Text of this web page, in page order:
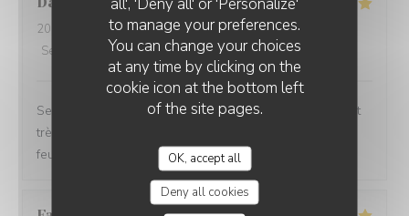
to manage your preferences.
You can change your choices
at any time by clicking on the
cookie icon at the bottom left
of the site pages.
OK, accept all
Deny all cookies
2026-08-04
- 12:30 - Guests 5
Service
Ambiance :5/5 Food:5/5 Value: 4
Service impeccable et convivial. Nourriture excellente et
très copieuse. Je recommande particulièrement le mille
feuille à la crème noisette-vanille. Un délice 😋